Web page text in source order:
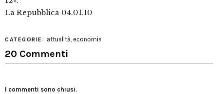
La Repubblica 04.01.10
CATEGORIE: attualità, economia
20 Commenti
I commenti sono chiusi.